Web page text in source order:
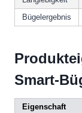
Bügelergebnis
Smart-
Eigenschaft